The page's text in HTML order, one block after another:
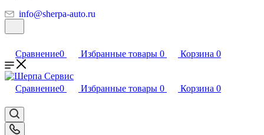
info@sherpa-auto.ru
Сравнение0 Избранные товары 0 Корзина 0
Сравнение0 Избранные товары 0 Корзина 0